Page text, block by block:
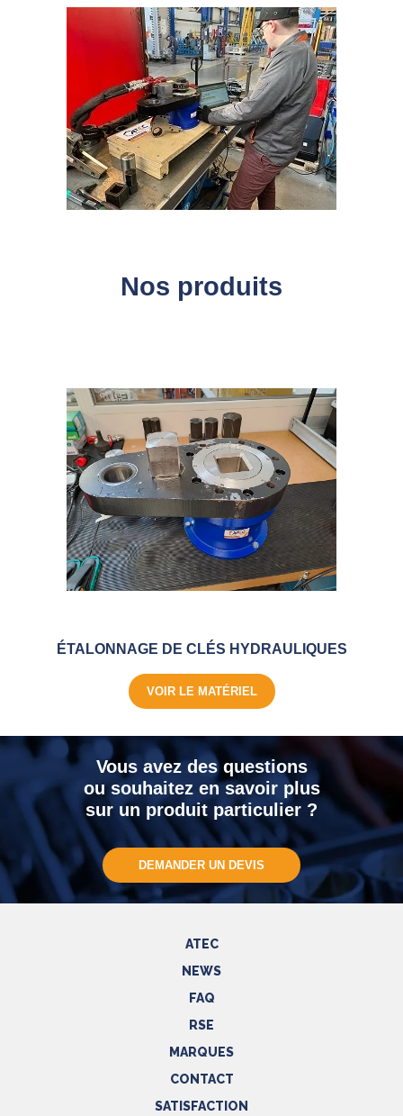
Nos produits
ÉTALONNAGE DE CLÉS HYDRAULIQUES
VOIR LE MATÉRIEL
Vous avez des questions
ou souhaitez en savoir plus
sur un produit particulier ?
DEMANDER UN DEVIS
ATEC
NEWS
FAQ
RSE
MARQUES
CONTACT
SATISFACTION